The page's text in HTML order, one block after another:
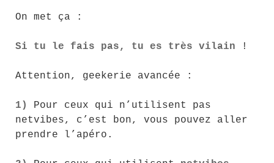
On met ça :
Si tu le fais pas, tu es très vilain !
Attention, geekerie avancée :
1)
Pour ceux qui n’utilisent pas
netvibes, c’est bon, vous pouvez aller
prendre l’apéro.